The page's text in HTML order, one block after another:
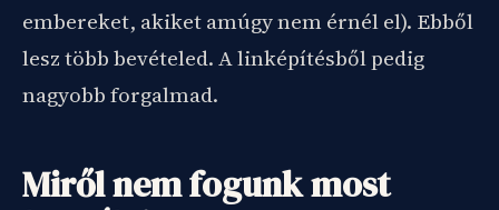
embereket, akiket amúgy nem érnél el). Ebből
lesz több bevételed. A linképítésből pedig
nagyobb forgalmad.
Miről nem fogunk most